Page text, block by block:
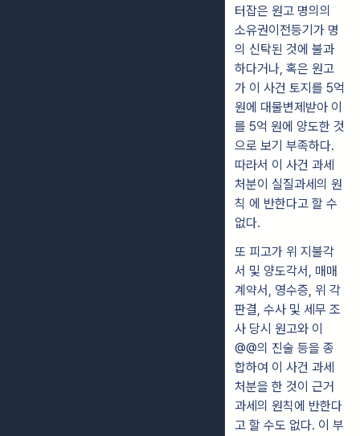
터잡은 원고 명의의
소유권이전등기가 명
의 신탁된 것에 불과
하다거나, 혹은 원고
가 이 사건 토지를 5억
원에 대물변제받아 이
를 5억 원에 양도한 것
으로 보기 부족하다.
따라서 이 사건 과세
처분이 실질과세의 원
칙 에 반한다고 할 수
없다.
또 피고가 위 지불각
서 및 양도각서, 매매
계약서, 영수증, 위 각
판결, 수사 및 세무 조
사 당시 원고와 이
@@의 진술 등을 종
합하여 이 사건 과세
처분을 한 것이 근거
과세의 원칙에 반한다
고 할 수도 없다. 이 부